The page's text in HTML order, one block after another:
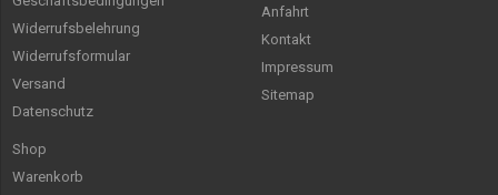
Widerrufsbelehrung
Widerrufsformular
Versand
Datenschutz
Anfahrt
Kontakt
Impressum
Sitemap
Shop
Warenkorb